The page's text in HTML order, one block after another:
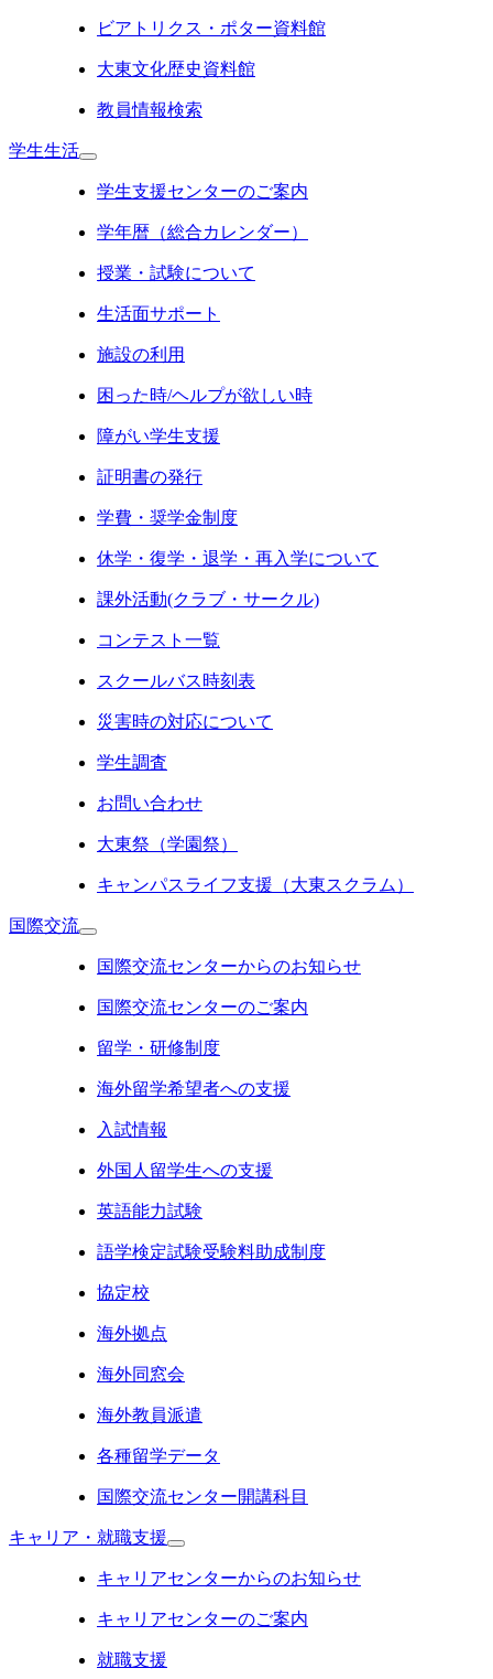
ビアトリクス・ポター資料館
大東文化歴史資料館
教員情報検索
学生生活
学生支援センターのご案内
学年暦（総合カレンダー）
授業・試験について
生活面サポート
施設の利用
困った時/ヘルプが欲しい時
障がい学生支援
証明書の発行
学費・奨学金制度
休学・復学・退学・再入学について
課外活動(クラブ・サークル)
コンテスト一覧
スクールバス時刻表
災害時の対応について
学生調査
お問い合わせ
大東祭（学園祭）
キャンパスライフ支援（大東スクラム）
国際交流
国際交流センターからのお知らせ
国際交流センターのご案内
留学・研修制度
海外留学希望者への支援
入試情報
外国人留学生への支援
英語能力試験
語学検定試験受験料助成制度
協定校
海外拠点
海外同窓会
海外教員派遣
各種留学データ
国際交流センター開講科目
キャリア・就職支援
キャリアセンターからのお知らせ
キャリアセンターのご案内
就職支援